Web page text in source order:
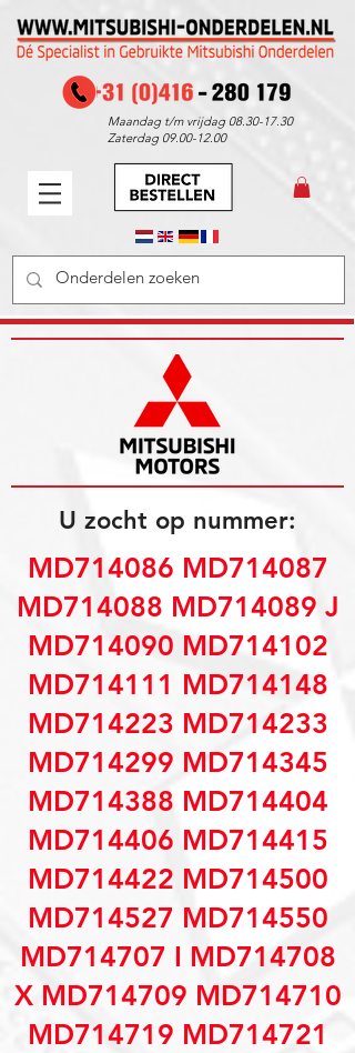
Maandag t/m vrijdag 08.30-17.30
Zaterdag 09.00-12.00
U zocht op nummer:
MD714086 MD714087
MD714088 MD714089 J
MD714090 MD714102
MD714111 MD714148
MD714223 MD714233
MD714299 MD714345
MD714388 MD714404
MD714406 MD714415
MD714422 MD714500
MD714527 MD714550
MD714707 I MD714708
X MD714709 MD714710
MD714719 MD714721